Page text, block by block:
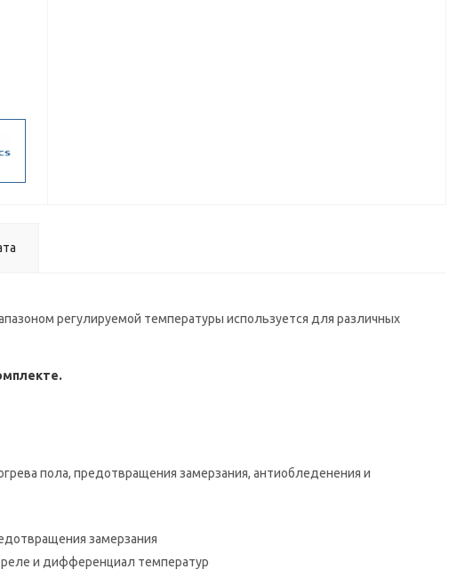
регулируемой температуры используется для различных
пола, предотвращения замерзания, антиобледенения и
замерзания
и дифференциал температур